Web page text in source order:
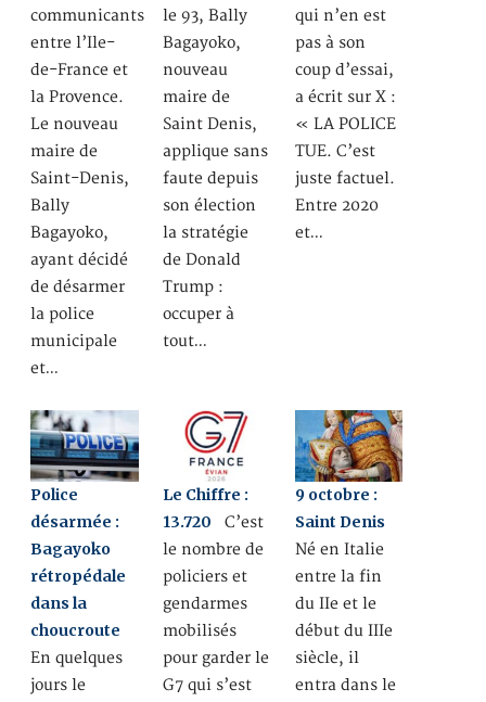
communicants
entre l’Ile-
de-France et
la Provence.
Le nouveau
maire de
Saint-Denis,
Bally
Bagayoko,
ayant décidé
de désarmer
la police
municipale
et…
le 93, Bally
Bagayoko,
nouveau
maire de
Saint Denis,
applique sans
faute depuis
son élection
la stratégie
de Donald
Trump :
occuper à
tout…
qui n’en est
pas à son
coup d’essai,
a écrit sur X :
« LA POLICE
TUE. C’est
juste factuel.
Entre 2020
et…
Police
désarmée :
Bagayoko
rétropédale
dans la
choucroute
En quelques
jours le
Le Chiffre :
13.720 C’est
le nombre de
policiers et
gendarmes
mobilisés
pour garder le
G7 qui s’est
9 octobre :
Saint Denis
Né en Italie
entre la fin
du IIe et le
début du IIIe
siècle, il
entra dans le